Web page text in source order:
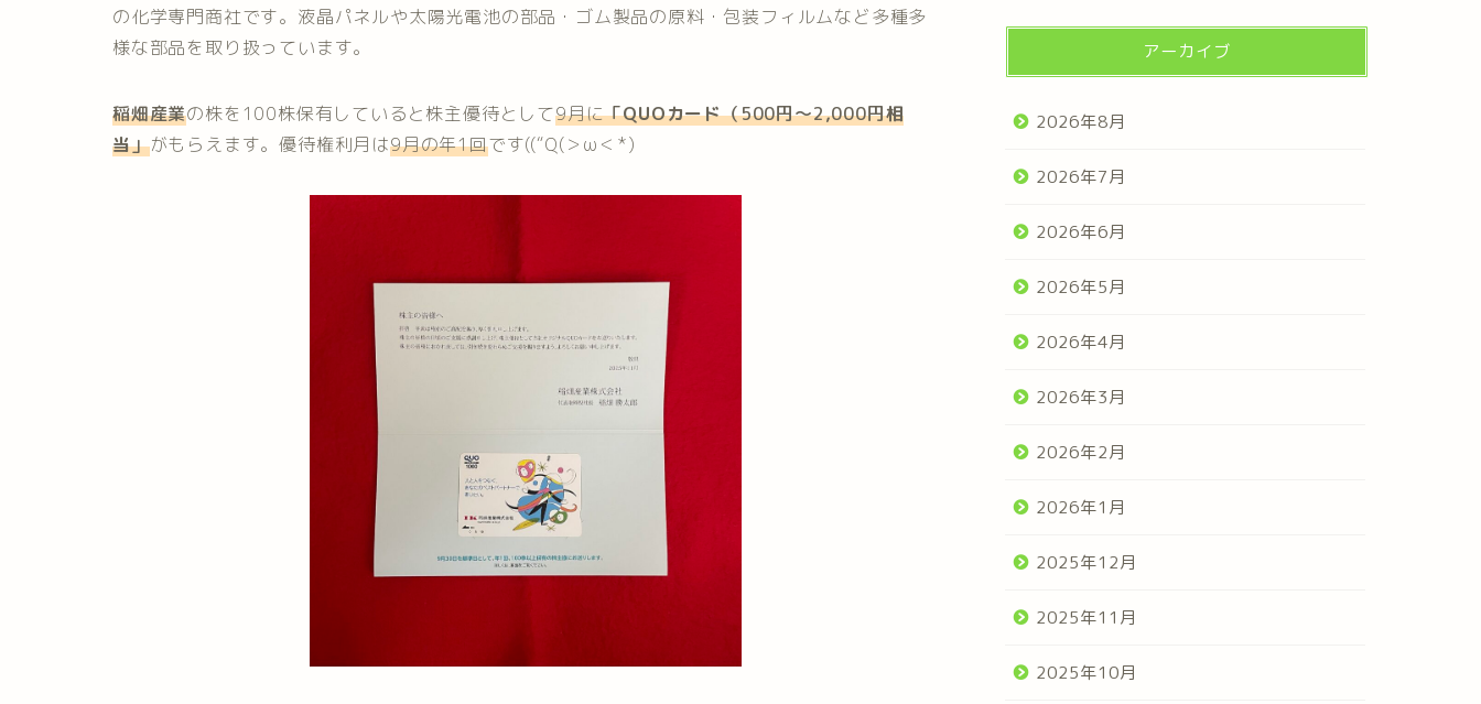
の化学専門商社です。液晶パネルや太陽光電池の部品・ゴム製品の原料・包装フィルムなど多種多
様な部品を取り扱っています。
稲畑産業の株を100株保有していると株主優待として9月に「QUOカード（500円～2,000円相
当」がもらえます。優待権利月は9月の年1回です((“Q(＞ω＜*)
アーカイブ
2026年8月
2026年7月
2026年6月
2026年5月
2026年4月
2026年3月
2026年2月
2026年1月
2025年12月
2025年11月
2025年10月